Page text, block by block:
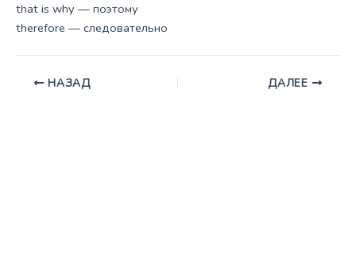
that is why — поэтому
therefore — следовательно
НАЗАД ДАЛЕЕ